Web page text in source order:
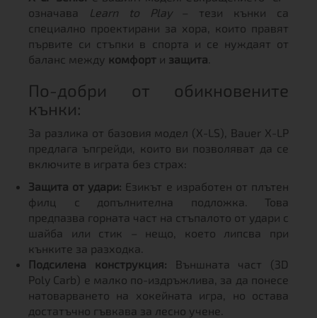
означава
Learn to Play– тези кънки са
специално проектирани за хора, които правят
първите си стъпки в спорта и се нуждаят от
баланс между комфорт и защита.
По-добри от обикновените
кънки:
За разлика от базовия модел (X-LS), Bauer X-LP
предлага ъпгрейди, които ви позволяват да се
включите в играта без страх:
Защита от удари: Езикът е изработен от плътен
филц с допълнителна подложка. Това
предпазва горната част на стъпалото от удари с
шайба или стик – нещо, което липсва при
кънките за разходка.
Подсилена конструкция: Външната част (3D
Poly Carb) е малко по-издръжлива, за да понесе
натоварването на хокейната игра, но остава
достатъчно гъвкава за лесно учене.